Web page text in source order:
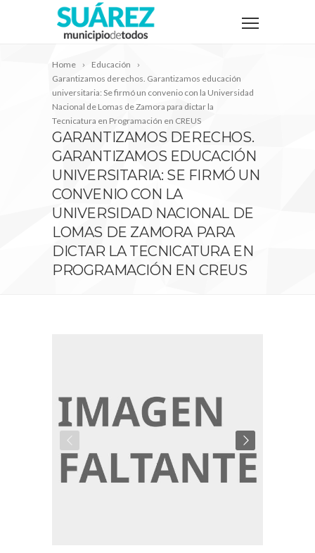
Home
Educación
Garantizamos derechos. Garantizamos educación
universitaria: Se firmó un convenio con la Universidad
Nacional de Lomas de Zamora para dictar la
Tecnicatura en Programación en CREUS
GARANTIZAMOS DERECHOS.
GARANTIZAMOS EDUCACIÓN
UNIVERSITARIA: SE FIRMÓ UN
CONVENIO CON LA
UNIVERSIDAD NACIONAL DE
LOMAS DE ZAMORA PARA
DICTAR LA TECNICATURA EN
PROGRAMACIÓN EN CREUS